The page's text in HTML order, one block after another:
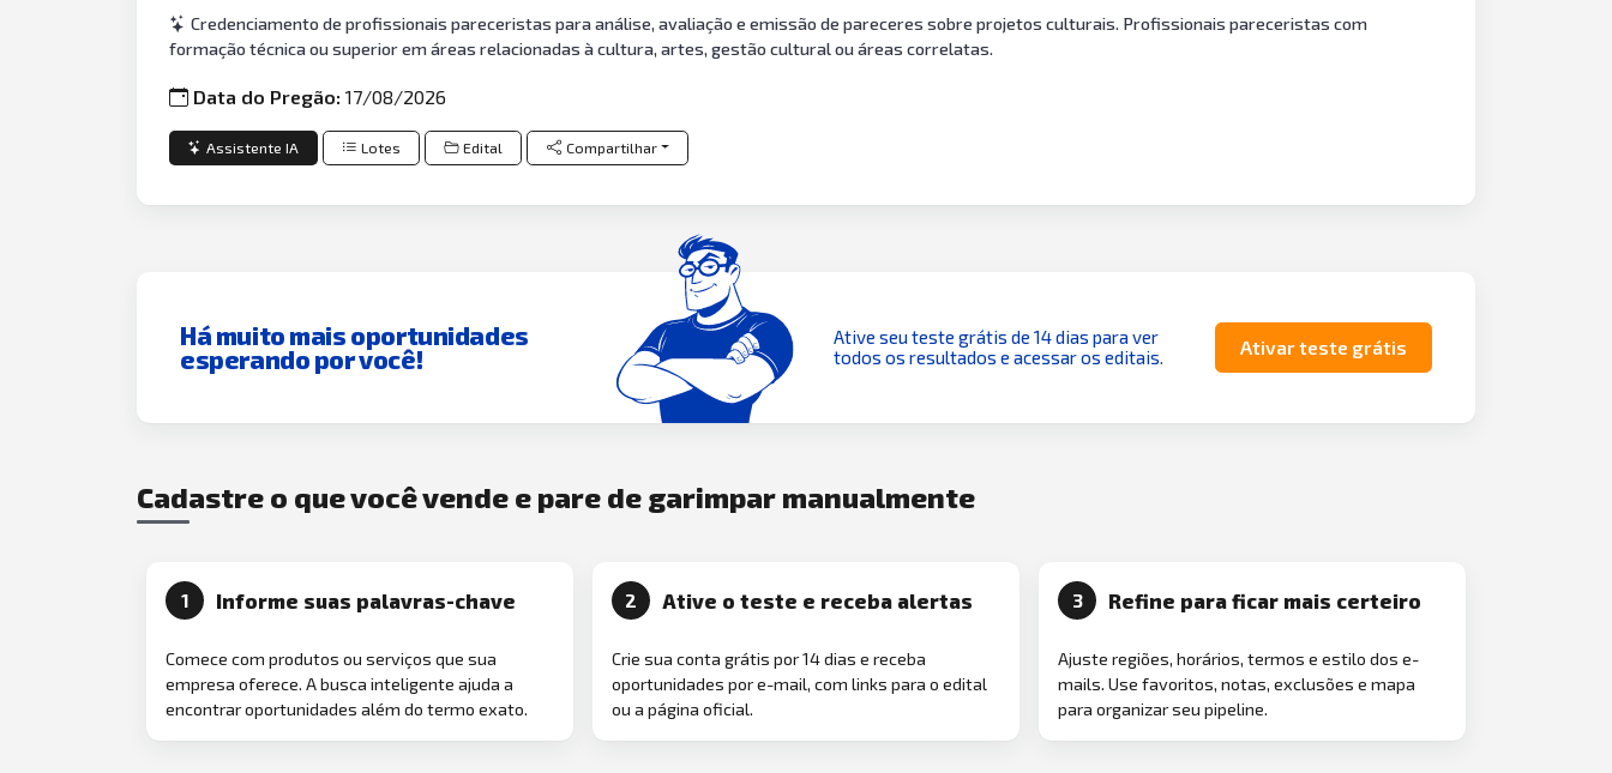
Credenciamento de profissionais pareceristas para análise, avaliação e emissão de pareceres sobre projetos culturais. Profissionais pareceristas com
formação técnica ou superior em áreas relacionadas à cultura, artes, gestão cultural ou áreas correlatas.
Data do Pregão:17/08/2026
Assistente IA Lotes Edital Compartilhar
Há muito mais oportunidades
esperando por você!
Ative seu teste grátis de 14 dias para ver
todos os resultados e acessar os editais.
Ativar teste grátis
Cadastre o que você vende e pare de garimpar manualmente
1 Informe suas palavras-chave
Comece com produtos ou serviços que sua
empresa oferece. A busca inteligente ajuda a
encontrar oportunidades além do termo exato.
2 Ative o teste e receba alertas
Crie sua conta grátis por 14 dias e receba
oportunidades por e-mail, com links para o edital
ou a página oficial.
3 Refine para ficar mais certeiro
Ajuste regiões, horários, termos e estilo dos e-
mails. Use favoritos, notas, exclusões e mapa
para organizar seu pipeline.